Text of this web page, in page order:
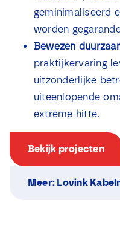
geminimaliseerd
worden
Bewezen
praktijkervaring
uitzonderlijke
uiteenlopende
extreme hitte.
Bekijk projecten
Meer: Lovink